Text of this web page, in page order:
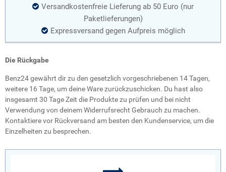
Versandkostenfreie Lieferung ab 50 Euro (nur
Paketlieferungen)
Expressversand gegen Aufpreis möglich
Die Rückgabe
Benz24 gewährt dir zu den gesetzlich vorgeschriebenen 14 Tagen,
weitere 16 Tage, um deine Ware zurückzuschicken. Du hast also
insgesamt 30 Tage Zeit die Produkte zu prüfen und bei nicht
Verwendung von deinem Widerrufsrecht Gebrauch zu machen.
Kontaktiere vor Rückversand am besten den Kundenservice, um die
Einzelheiten zu besprechen.